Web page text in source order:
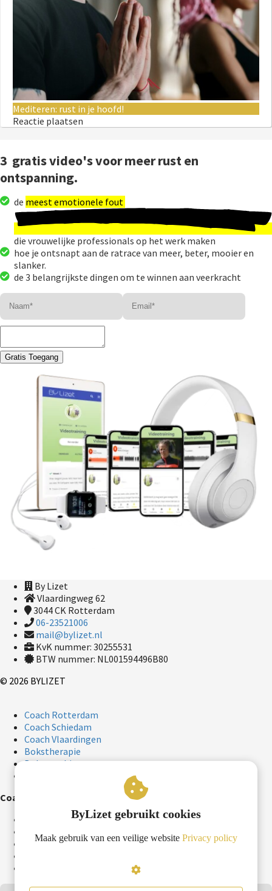
Mediteren: rust in je hoofd!
Reactie plaatsen
3 gratis video's voor meer rust en
ontspanning.
de meest emotionele fout
die vrouwelijke professionals op het werk maken
hoe je ontsnapt aan de ratrace van meer, beter, mooier en
slanker.
de 3 belangrijkste dingen om te winnen aan veerkracht
Gratis Toegang
By Lizet
Vlaardingweg 62
3044 CK Rotterdam
06-23521006
mail@bylizet.nl
KvK nummer: 30255531
BTW nummer: NL001594496B80
© 2026 BYLIZET
Coach Rotterdam
Coach Schiedam
Coach Vlaardingen
Bokstherapie
Bokscoaching
Lichaamsgerichte therapieën
Coaching in Rotterdam
Lifecoach Rotterdam
Transformatiecoaching Rotterdam
Krachtgerichte coaching Rotterdam
Loopbaan coach Rotterdam
ByLizet gebruikt cookies
Maak gebruik van een veilige website Privacy policy